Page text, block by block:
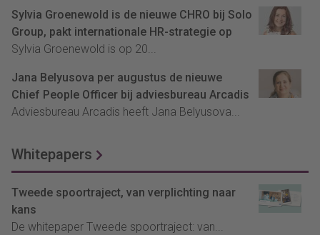
Sylvia Groenewold is de nieuwe CHRO bij Solo
Group, pakt internationale HR-strategie op
Sylvia Groenewold is op 20...
Jana Belyusova per augustus de nieuwe
Chief People Officer bij adviesbureau Arcadis
Adviesbureau Arcadis heeft Jana Belyusova...
Whitepapers
Tweede spoortraject, van verplichting naar
kans
De whitepaper Tweede spoortraject: van...